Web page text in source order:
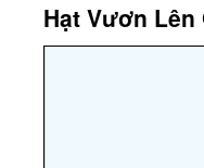
Hạt Vươn